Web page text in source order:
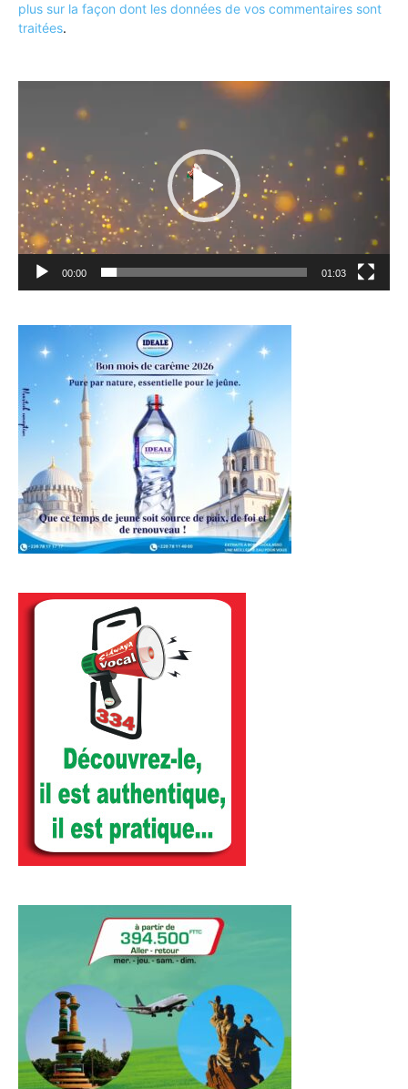
plus sur la façon dont les données de vos commentaires sont
traitées.
00:00 01:03